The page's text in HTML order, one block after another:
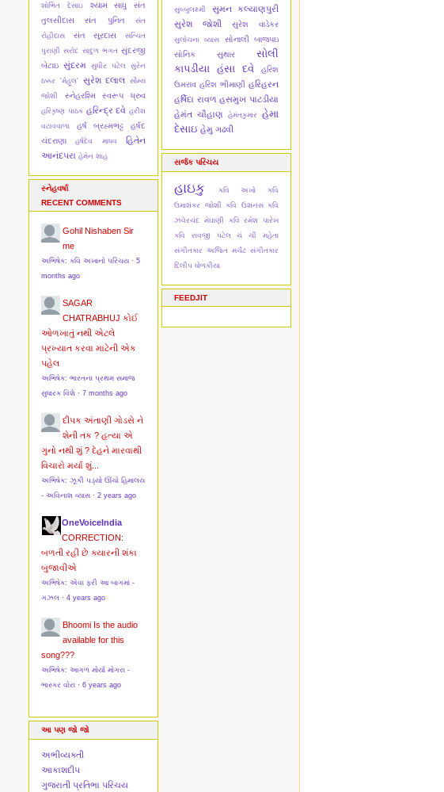
શોભિત દેસાઇ શ્યામ સાધુ
સંત
તુલસીદાસ
સંત પુનિત
સંત
રોહીદાસ
સંત સૂરદાસ
સત્ચિત
પુરાણી સરોદ સાદુળ ભગત સુંદરજી
બેટાઇ સુંદરમ સુધીર પટેલ સુરેન
ઠક્કર 'મેહૂલ'
સુરેશ દલાલ
સૌમ્ય
જોશી
સ્નેહરશ્મિ સ્વરૂપ ધ્રુવ
હરિકૃષ્ણ પાઠક હરિન્દ્ર દવે હરીશ
વટાવવાળા
હર્ષ બ્રહ્મભટ્ટ
હર્ષદ
ચંદરાણા
હર્ષદેવ માધવ
હિતેન
આનંદપરા હેમેન શાહ
સ્નેહવર્ષા
RECENT COMMENTS
Gohil Nishaben Sir
me
અભિષેક: કવિ અખાનો પરિચય · 5
months ago
SAGAR
CHATRABHUJ કોઈ
ઓળખાતું નથી એટલે
પ્રખ્યાત કરવા માટેની એક
પહેલ
અભિષેક: ભારતના પ્રથમ સમાજ
સુધારક વિશે · 7 months ago
દીપક અંતાણી ગોડસે ને
શેની તક ? હત્યા એ
ગુનો નથી શું ? દેહને મારવાથી
વિચારો મર્યા શું...
અભિષેક: ઝૂકી પડ્યો ઊંચો હિમાલય
- અવિનાશ વ્યાસ · 2 years ago
OneVoiceIndia
CORRECTION:
બળતી રહી છે ક્યારની શંકા
બુજાવીએ
અભિષેક: એવા ફરી આ બાગમાં -
ગઝલ · 4 years ago
Bhoomi Is the audio
available for this
song???
અભિષેક: આગળ મોર્યા મોગરા -
ભાસ્કર વોરા · 6 years ago
આ પણ જો જો
અભીવ્યક્તી
આકાશદીપ
ગુજરાતી પ્રતિભા પરિચય
સુબ્બુલક્ષ્મી
સુમન કલ્યાણપુરી
સુરેશ જોશી
સુરેશ વાડેકર
સુલોચના વ્યાસ
સોનાલી બાજપઇ
સોનિક સુથાર
સોલી
કાપડીયા હંસા દવે
હરિશ
ઉમરાવ હરિશ ભીમાણી હરિહરન
હર્ષિદા રાવળ હસમુખ પાટડીયા
હેમંત ચૌહાણ
હેમંતકુમાર
હેમા
દેસાઇ હેમુ ગઢવી
સર્જક પરિચય
હાઇકુ કવિ અખો
કવિ
ઉમાશંકર જોશી કવિ ઉશનસ કવિ
ઝવેરચંદ મેઘાણી
કવિ રમેશ પારેખ
કવિ રાવજી પટેલ
ચં ચી મહેતા
સંગીતકાર અજિત મર્ચંટ સંગીતકાર
દિલીપ ધોળકીયા
FEEDJIT